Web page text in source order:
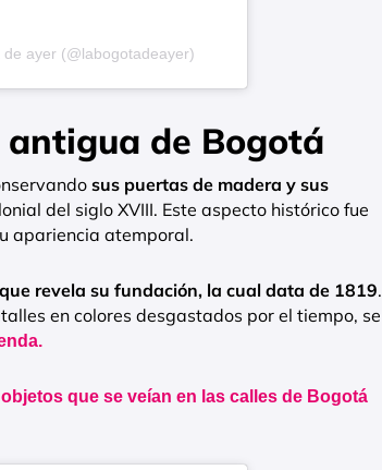
ayer (@labogotadeayer)
de Bogotá
sus puertas de madera y sus
del siglo XVIII. Este aspecto histórico fue
apariencia atemporal.
revela su fundación, la cual data de 1819.
en colores desgastados por el tiempo, se
que se veían en las calles de Bogotá